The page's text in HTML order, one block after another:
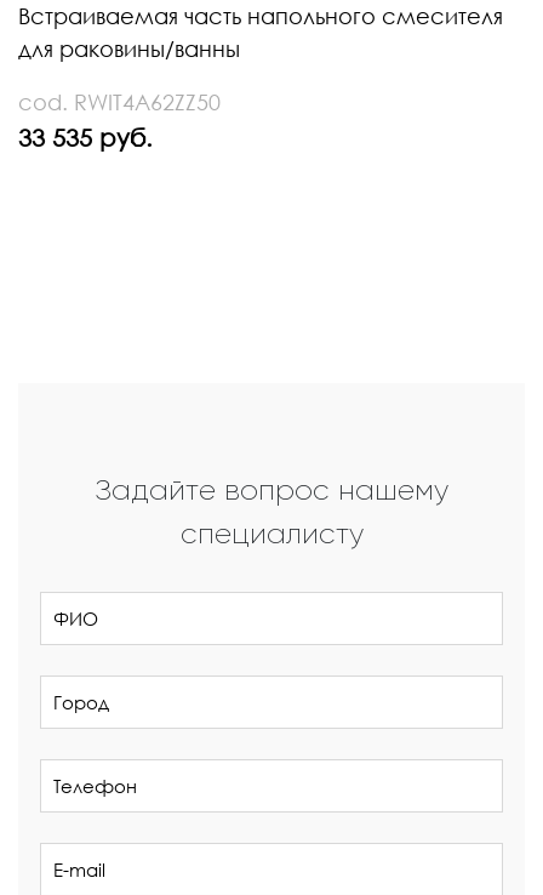
Встраиваемая часть напольного смесителя
для раковины/ванны
cod. RWIT4A62ZZ50
33 535 руб.
Задайте вопрос нашему
специалисту